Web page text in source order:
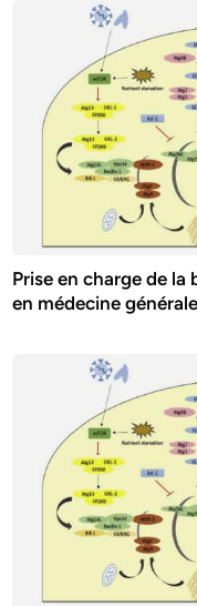
Prise en charge de
en médecine générale